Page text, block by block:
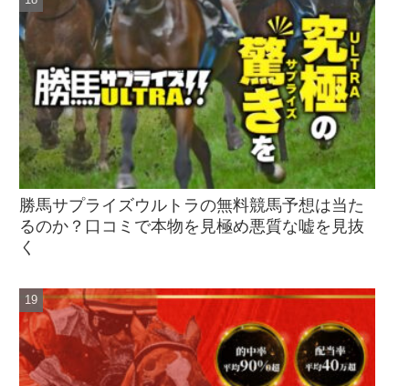
勝馬サプライズウルトラの無料競馬予想は当た
るのか？口コミで本物を見極め悪質な嘘を見抜
く